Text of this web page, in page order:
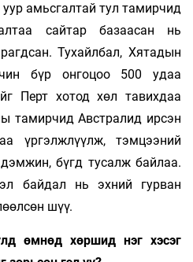
амьсгалтай тул тамирчид
сайтар базаасан нь
Тухайлбал, Хятадын
бүр онгоцоо 500 удаа
Перт хотод хөл тавихдаа
тамирчид Австралид ирсэн
үргэлжлүүлж, тэмцээний
бүгд тусалж байлаа.
байдал нь эхний гурван
шүү.
өмнөд хөршид нэг хэсэг